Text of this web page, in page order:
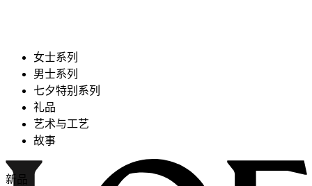
女士系列
男士系列
七夕特别系列
礼品
艺术与工艺
故事
新品